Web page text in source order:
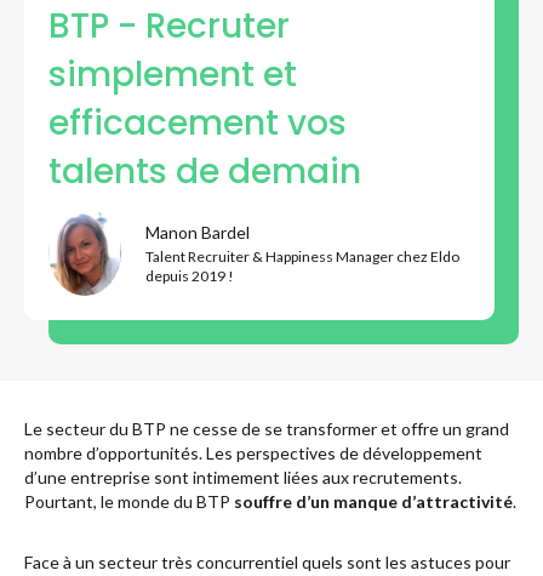
Découvrir Eldo
BTP - Recruter
simplement et
efficacement vos
talents de demain
Manon Bardel
Talent Recruiter & Happiness Manager chez Eldo
depuis 2019 !
Le secteur du BTP ne cesse de se transformer et offre un grand
nombre d’opportunités. Les perspectives de développement
d’une entreprise sont intimement liées aux recrutements.
Pourtant, le monde du BTP souffre d’un manque d’attractivité.
Face à un secteur très concurrentiel quels sont les astuces pour